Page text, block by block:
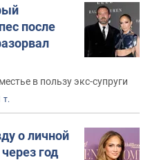
после
в пользу экс-супруги
т.
о личной
год